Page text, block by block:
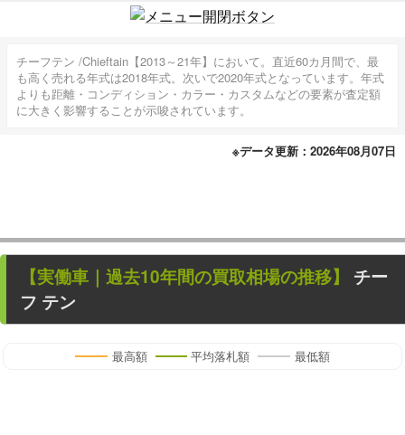
チーフテン /Chieftain【2013～21年】において。直近60カ月間で、最
も高く売れる年式は2018年式。次いで2020年式となっています。年式
よりも距離・コンディション・カラー・カスタムなどの要素が査定額
に大きく影響することが示唆されています。
※データ更新：2026年08月07日
【実働車 ｜過去10年間の買取相場の推移】 チー
フ テン
最高額 平均落札額 最低額